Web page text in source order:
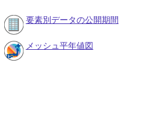
要素別データの公開期間
メッシュ平年値図